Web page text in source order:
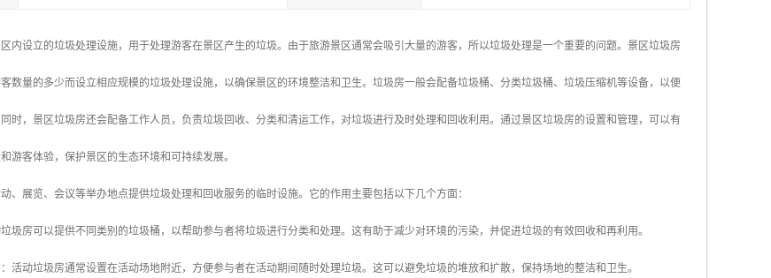
内设立的垃圾处理设施，用于处理游客在景区产生的垃圾。由于旅游景区通常会吸引大量的游客，所以垃圾处理是一个重要的问题。景区垃圾房
数量的多少而设立相应规模的垃圾处理设施，以确保景区的环境整洁和卫生。垃圾房一般会配备垃圾桶、分类垃圾桶、垃圾压缩机等设备，以便
时，景区垃圾房还会配备工作人员，负责垃圾回收、分类和清运工作，对垃圾进行及时处理和回收利用。通过景区垃圾房的设置和管理，可以有
游客体验，保护景区的生态环境和可持续发展。
、展览、会议等举办地点提供垃圾处理和回收服务的临时设施。它的作用主要包括以下几个方面：
圾房可以提供不同类别的垃圾桶，以帮助参与者将垃圾进行分类和处理。这有助于减少对环境的污染，并促进垃圾的有效回收和再利用。
活动垃圾房通常设置在活动场地附近，方便参与者在活动期间随时处理垃圾。这可以避免垃圾的堆放和扩散，保持场地的整洁和卫生。